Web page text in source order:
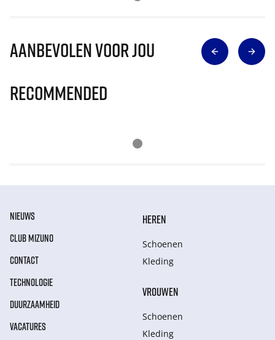
Aanbevolen voor jou
Recommended
NIEUWS
CLUB MIZUNO
CONTACT
TECHNOLOGIE
DUURZAAMHEID
VACATURES
HEREN
Schoenen
Kleding
VROUWEN
Schoenen
Kleding